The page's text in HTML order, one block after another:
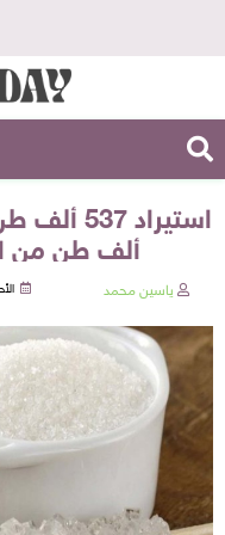
ألف طن من
ياسين محمد الأحد ,